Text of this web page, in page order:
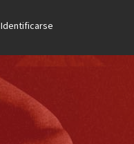
Identificarse